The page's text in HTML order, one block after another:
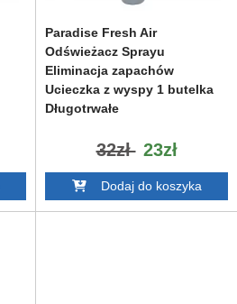
Paradise Fresh Air
Odświeżacz Sprayu
Eliminacja zapachów
Ucieczka z wyspy 1 butelka
Długotrwałe
32zł 23zł
Dodaj do koszyka